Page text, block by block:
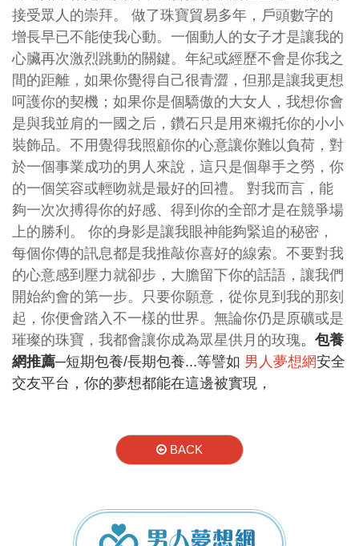
接受眾人的崇拜。 做了珠寶貿易多年，戶頭數字的
增長早已不能使我心動。一個動人的女子才是讓我的
心臟再次激烈跳動的關鍵。年紀或經歷不會是你我之
間的距離，如果你覺得自己很青澀，但那是讓我更想
呵護你的契機；如果你是個驕傲的大女人，我想你會
是與我並肩的一國之后，鑽石只是用來襯托你的小小
裝飾品。不用覺得我照顧你的心意讓你難以負荷，對
於一個事業成功的男人來說，這只是個舉手之勞，你
的一個笑容或輕吻就是最好的回禮。 對我而言，能
夠一次次搏得你的好感、得到你的全部才是在競爭場
上的勝利。 你的身影是讓我眼神能夠緊追的秘密，
每個你傳的訊息都是我推敲你喜好的線索。不要對我
的心意感到壓力就卻步，大膽留下你的話語，讓我們
開始約會的第一步。只要你願意，從你見到我的那刻
起，你便會踏入不一樣的世界。無論你仍是原礦或是
璀璨的珠寶，我都會讓你成為眾星供月的玫瑰。 包養
網推薦─短期包養/長期包養...等譬如 男人夢想網安全
交友平台，你的夢想都能在這邊被實現，
BACK